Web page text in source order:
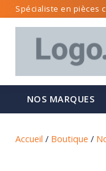
Spécialiste en pièces
NOS MARQUES
Accueil / Boutique /